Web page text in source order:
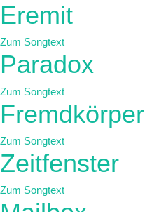
Eremit
Zum Songtext
Paradox
Zum Songtext
Fremdkörper
Zum Songtext
Zeitfenster
Zum Songtext